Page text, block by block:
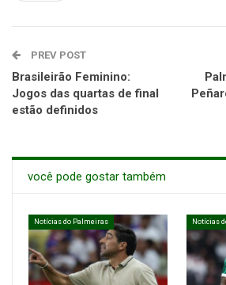
PREV POST
Brasileirão Feminino:
Jogos das quartas de final
estão definidos
você pode gostar também
Notícias do Palmeiras Notícias